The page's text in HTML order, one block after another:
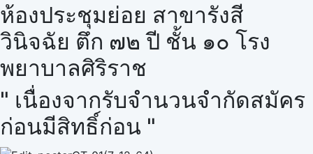
ห้องประชุมย่อย สาขารังสี
วินิจฉัย ตึก ๗๒ ปี ชั้น ๑๐ โรง
พยาบาลศิริราช
" เนื่องจากรับจำนวนจำกัดสมัคร
ก่อนมีสิทธิ์ก่อน "